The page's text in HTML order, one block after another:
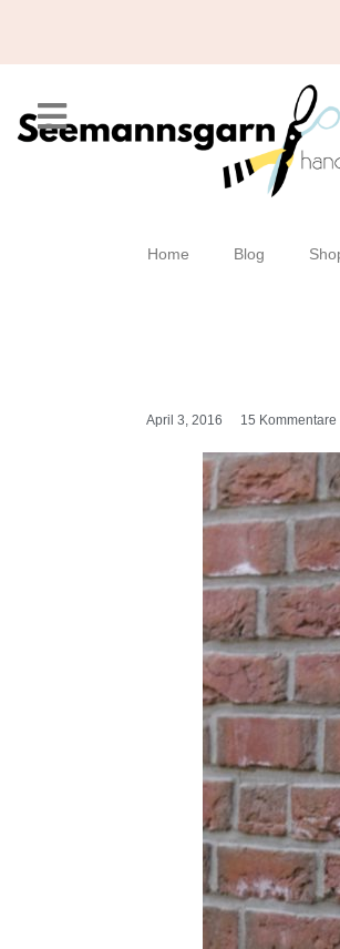
Home Blog
April 3, 2016 15 Kommentare